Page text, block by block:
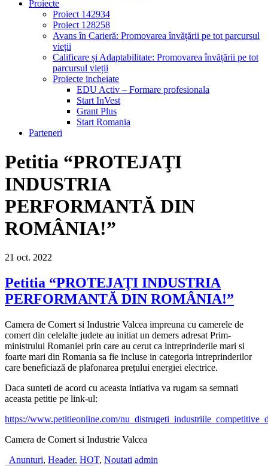
Proiecte
Proiect 142934
Proiect 128258
Avans în Carieră: Promovarea învățării pe tot parcursul
vieții
Calificare și Adaptabilitate: Promovarea învățării pe tot
parcursul vieții
Proiecte incheiate
EDU Activ – Formare profesionala
Start InVest
Grant Plus
Start Romania
Parteneri
Petitia “PROTEJAŢI
INDUSTRIA
PERFORMANTĂ DIN
ROMÂNIA!”
21 oct. 2022
Petitia “PROTEJAŢI INDUSTRIA
PERFORMANTĂ DIN ROMÂNIA!”
Camera de Comert si Industrie Valcea impreuna cu camerele de
comert din celelalte judete au initiat un demers adresat Prim-
ministrului Romaniei prin care au cerut ca intreprinderile mari si
foarte mari din Romania sa fie incluse in categoria intreprinderilor
care beneficiază de plafonarea preţului energiei electrice.
Daca sunteti de acord cu aceasta intiativa va rugam sa semnati
aceasta petitie pe link-ul:
https://www.petitieonline.com/
Camera de Comert si Industrie Valcea
Anunturi, Header, HOT, Noutati admin